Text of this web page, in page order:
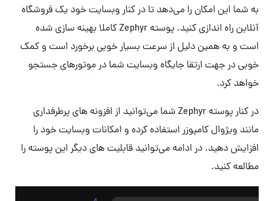
به شما این امکان را می‌دهد تا در کنار وبسایت خود یک فروشگاه
آنلاین راه اندازی کنید. پوسته Zephyr کاملا بهینه سازی شده
است و به همین دلیل از سرعت بسیار خوبی برخورد است و کمک
خوبی در جهت ارتقا جایگاه وبسایت شما در موتورهای جستجو
خواهد کرد.
در کنار پوسته Zephyr شما می‌توانید از افزونه های پرطرفداری
مانند ویژوال کامپوزر استفاده کرده و امکانات وبسایت خود را
افزایش دهید. در ادامه می‌توانید قابلیت های دیگر این پوسته را
مطالعه کنید.